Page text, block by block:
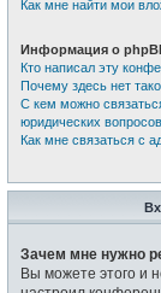
Как мне найти мои
Информация о
Кто написал эту
Почему здесь нет
С кем можно
юридических
Как мне связаться с
Зачем мне нужно
Вы можете этого и